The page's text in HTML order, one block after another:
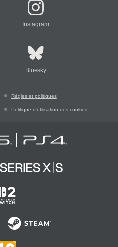
Instagram
Bluesky
Règles et politiques
Politique d'utilisation des cookies